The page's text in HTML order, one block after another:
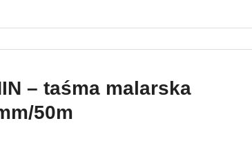
– taśma malarska
50m